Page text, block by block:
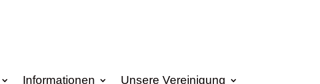
Informationen Unsere Vereinigung